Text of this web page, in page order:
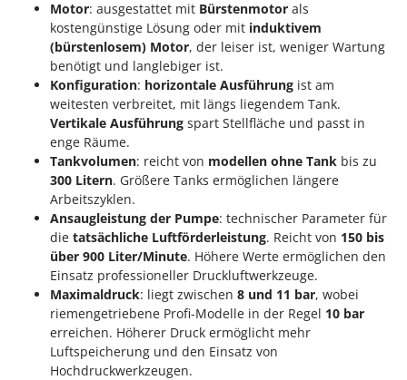
Motor: ausgestattet mit Bürstenmotor als
kostengünstige Lösung oder mit induktivem
(bürstenlosem) Motor, der leiser ist, weniger Wartung
benötigt und langlebiger ist.
Konfiguration: horizontale Ausführung ist am
weitesten verbreitet, mit längs liegendem Tank.
Vertikale Ausführung spart Stellfläche und passt in
enge Räume.
Tankvolumen: reicht von modellen ohne Tank bis zu
300 Litern. Größere Tanks ermöglichen längere
Arbeitszyklen.
Ansaugleistung der Pumpe: technischer Parameter für
die tatsächliche Luftförderleistung. Reicht von 150 bis
über 900 Liter/Minute. Höhere Werte ermöglichen den
Einsatz professioneller Druckluftwerkzeuge.
Maximaldruck: liegt zwischen 8 und 11 bar, wobei
riemengetriebene Profi-Modelle in der Regel 10 bar
erreichen. Höherer Druck ermöglicht mehr
Luftspeicherung und den Einsatz von
Hochdruckwerkzeugen.